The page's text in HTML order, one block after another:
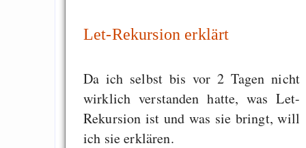
Let-Rekursion erklärt
Da ich selbst bis vor 2 Tagen nicht
wirklich verstanden hatte, was Let-
Rekursion ist und was sie bringt, will
ich sie erklären.
in der EU
Angestellten -- ab
Die Anstalt
Richtige in einer
Welt